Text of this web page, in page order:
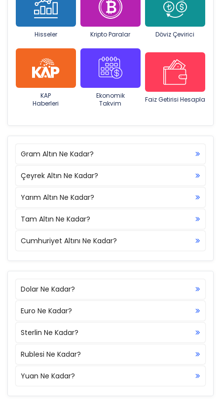
Hisseler Kripto Paralar Döviz Çevirici
KAP
Haberleri
Ekonomik
Takvim
Faiz Getirisi Hesapla
Gram Altın Ne Kadar?
Çeyrek Altın Ne Kadar?
Yarım Altın Ne Kadar?
Tam Altın Ne Kadar?
Cumhuriyet Altını Ne Kadar?
Dolar Ne Kadar?
Euro Ne Kadar?
Sterlin Ne Kadar?
Rublesi Ne Kadar?
Yuan Ne Kadar?